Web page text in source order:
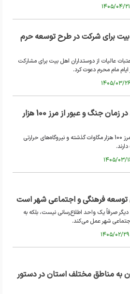
برای شرکت در طرح توسعه حرم
عالیات از دوستداران اهل بیت برای مشارکت
مام محرم دعوت کرد.
توسعه نیروگاهی ایران در زمان جنگ و عبور از مرز 100 هزار
ظرفیت اسمی تولید برق کشور از مرز 100 هزار مگاوات گذشته و نیروگاه‌های حرارتی
توسعه فرهنگی و اجتماعی شهر است
صرفاً یک واحد اطلاع‌رسانی نیست، بلکه به
شهر عمل می‌کند.
به مناطق مختلف استان در دستور